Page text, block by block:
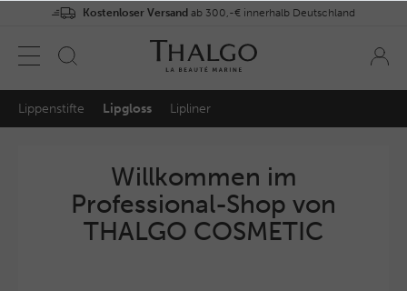
Kostenloser Versand ab 300,-€ innerhalb Deutschland
Lippenstifte Lipgloss Lipliner
Willkommen im
Professional-Shop von
THALGO COSMETIC